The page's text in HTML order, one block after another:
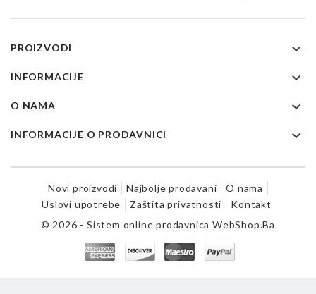
PROIZVODI 
INFORMACIJE 
O NAMA 
INFORMACIJE O PRODAVNICI 
Novi proizvodi Najbolje prodavani
O nama
Uslovi upotrebe
Zaštita privatnosti
Kontakt
© 2026 - Sistem online prodavnica WebShop.Ba